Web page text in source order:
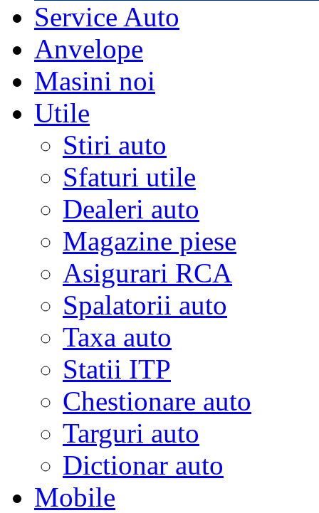
Service Auto
Anvelope
Masini noi
Utile
Stiri auto
Sfaturi utile
Dealeri auto
Magazine piese
Asigurari RCA
Spalatorii auto
Taxa auto
Statii ITP
Chestionare auto
Targuri auto
Dictionar auto
Mobile